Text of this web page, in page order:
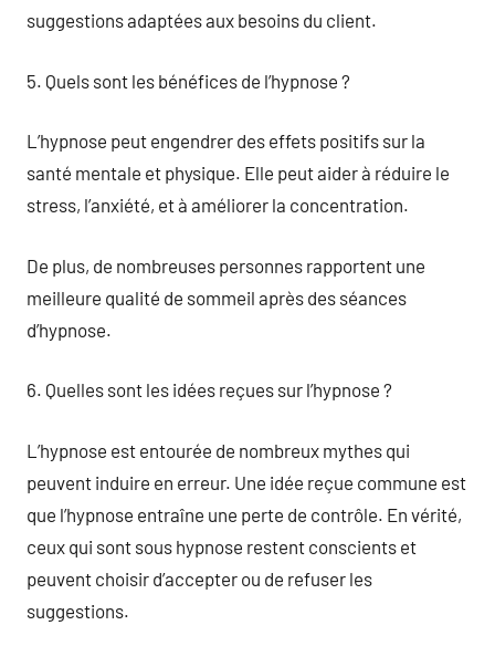
suggestions adaptées aux besoins du client.
5. Quels sont les bénéfices de l’hypnose ?
L’hypnose peut engendrer des effets positifs sur la
santé mentale et physique. Elle peut aider à réduire le
stress, l’anxiété, et à améliorer la concentration.
De plus, de nombreuses personnes rapportent une
meilleure qualité de sommeil après des séances
d’hypnose.
6. Quelles sont les idées reçues sur l’hypnose ?
L’hypnose est entourée de nombreux mythes qui
peuvent induire en erreur. Une idée reçue commune est
que l’hypnose entraîne une perte de contrôle. En vérité,
ceux qui sont sous hypnose restent conscients et
peuvent choisir d’accepter ou de refuser les
suggestions.